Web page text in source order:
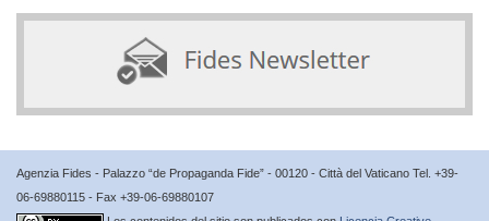
Agenzia Fides - Palazzo “de Propaganda Fide” - 00120 - Città del Vaticano Tel. +39-
06-69880115 - Fax +39-06-69880107